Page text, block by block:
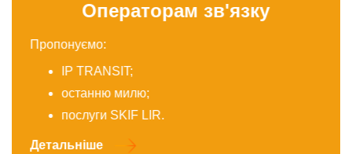
Операторам зв'язку
Пропонуємо:
IP TRANSIT;
останню милю;
послуги SKIF LIR.
Детальніше